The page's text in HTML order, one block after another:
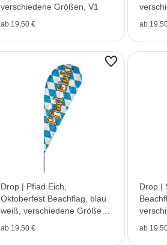
verschiedene Größen, V1
ab 19,50 € ab
Drop | Pfiad Eich,
Oktoberfest Beachflag, blau
weiß, verschiedene Größen,
ab 19,50 €
Drop |
ab